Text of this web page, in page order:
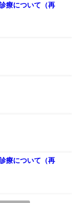
療について（再
療について（再